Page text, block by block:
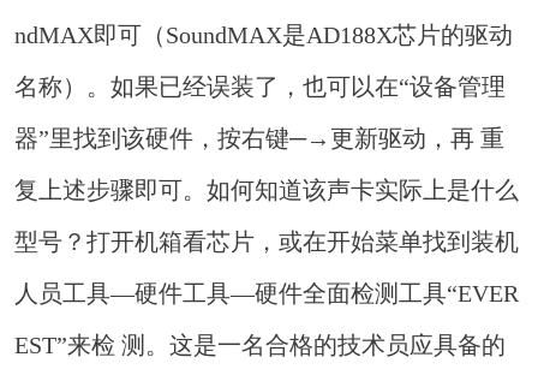
ndMAX即可（SoundMAX是AD188X芯片的驱动
名称）。如果已经误装了，也可以在“设备管理
器”里找到该硬件，按右键─→更新驱动，再 重
复上述步骤即可。如何知道该声卡实际上是什么
型号？打开机箱看芯片，或在开始菜单找到装机
人员工具—硬件工具—硬件全面检测工具“EVER
EST”来检 测。这是一名合格的技术员应具备的